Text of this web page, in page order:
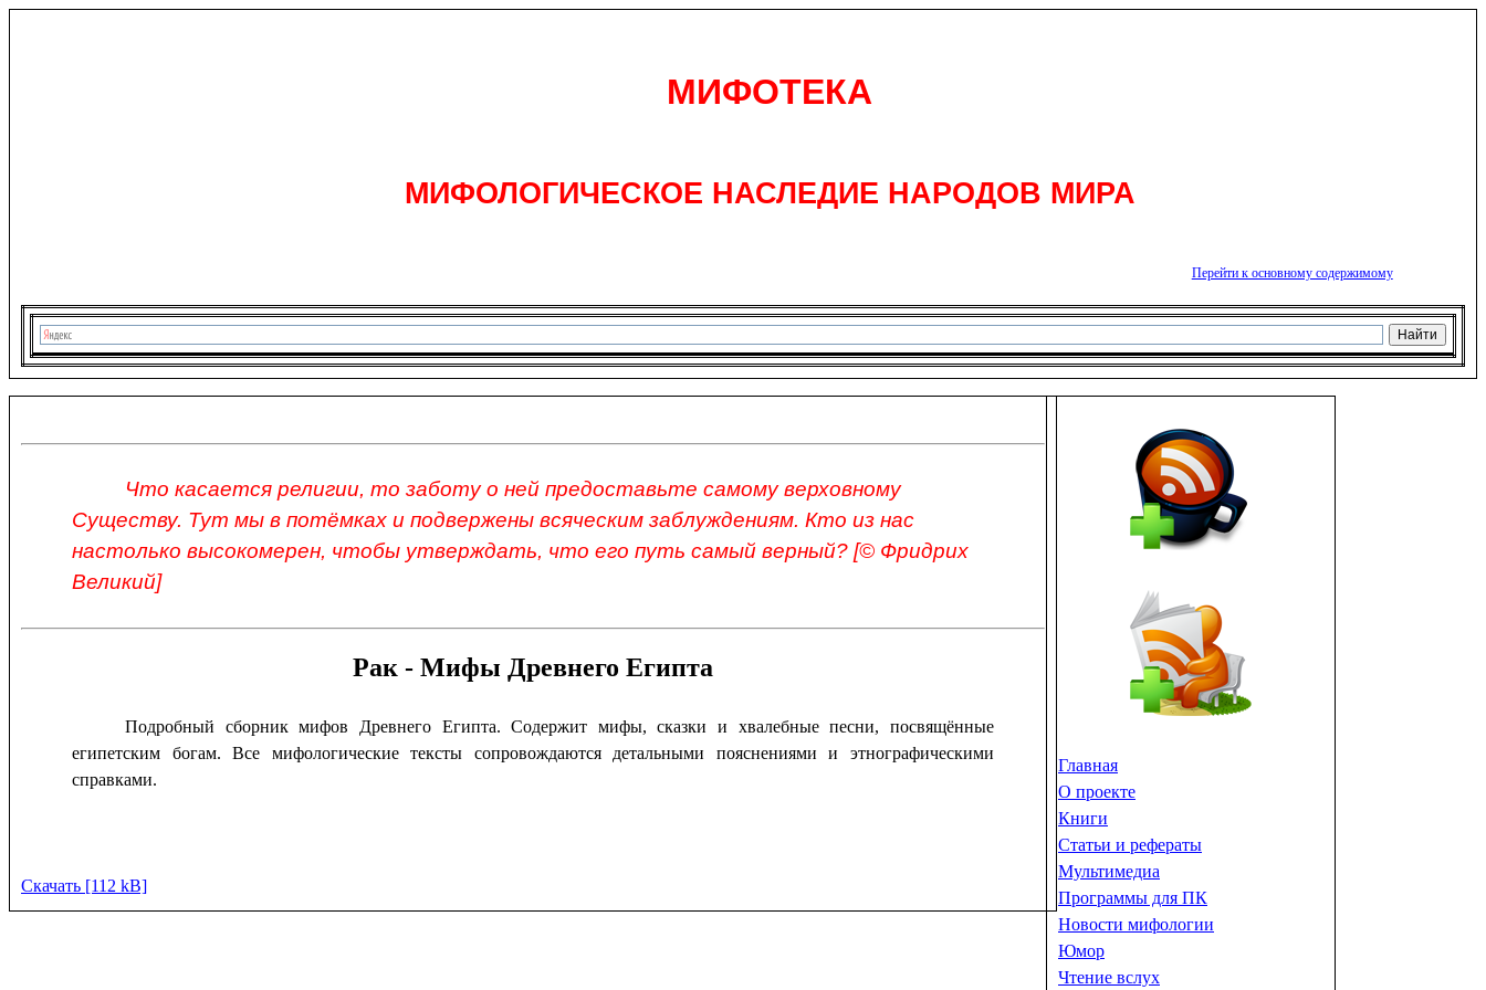
МИФОТЕКА
МИФОЛОГИЧЕСКОЕ НАСЛЕДИЕ НАРОДОВ МИРА
Перейти к основному содержимому
Главная
О проекте
Книги
Статьи и рефераты
Мультимедиа
Программы для ПК
Новости мифологии
Юмор
Чтение вслух
Что касается религии, то заботу о ней предоставьте самому верховному
Существу. Тут мы в потёмках и подвержены всяческим заблуждениям. Кто из нас
настолько высокомерен, чтобы утверждать, что его путь самый верный? [© Фридрих
Великий]
Рак - Мифы Древнего Египта
Подробный сборник мифов Древнего Египта. Содержит мифы, сказки и хвалебные песни, посвящённые
египетским богам. Все мифологические тексты сопровождаются детальными пояснениями и этнографическими
справками.
Скачать [112 kB]